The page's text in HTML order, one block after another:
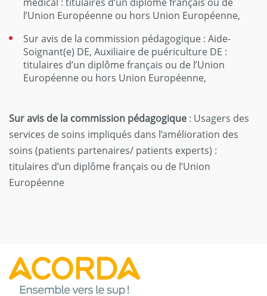
l’Union Européenne ou hors Union Européenne,
Sur avis de la commission pédagogique : Aide-
Soignant(e) DE, Auxiliaire de puériculture DE :
titulaires d’un diplôme français ou de l’Union
Européenne ou hors Union Européenne,
Sur avis de la commission pédagogique : Usagers des
services de soins impliqués dans l’amélioration des
soins (patients partenaires/ patients experts) :
titulaires d’un diplôme français ou de l’Union
Européenne